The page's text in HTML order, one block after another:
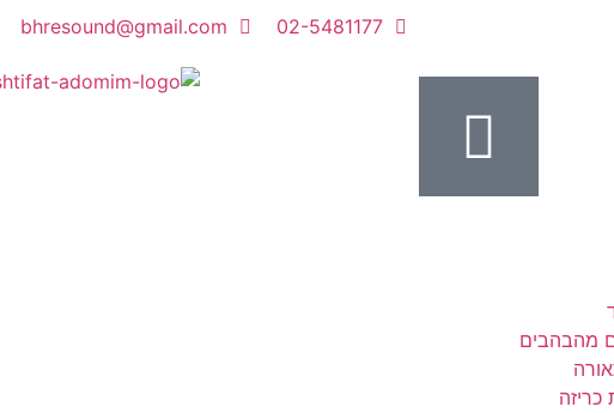
02-5481177
bhresound@gmail.com
מהבהבים
כריזה